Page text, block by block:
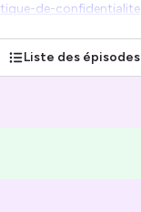
de-confidentialite
Liste des épisodes